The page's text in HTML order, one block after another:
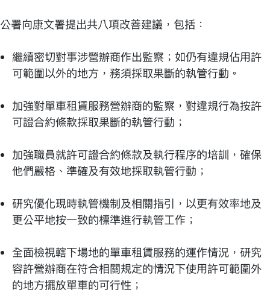
公署向康文署提出共八項改善建議，包括：
繼續密切對事涉營辦商作出監察；如仍有違規佔用許
可範圍以外的地方，務須採取果斷的執管行動。
加強對單車租賃服務營辦商的監察，對違規行為按許
可證合約條款採取果斷的執管行動；
加強職員就許可證合約條款及執行程序的培訓，確保
他們嚴格、準確及有效地採取執管行動；
研究優化現時執管機制及相關指引，以更有效率地及
更公平地按一致的標準進行執管工作；
全面檢視轄下場地的單車租賃服務的運作情況，研究
容許營辦商在符合相關規定的情況下使用許可範圍外
的地方擺放單車的可行性；